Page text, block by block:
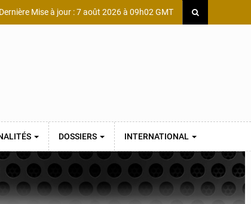
Dernière Mise à jour : 7 août 2026 à 09h02 GMT
DOSSIERS INTERNATIONAL